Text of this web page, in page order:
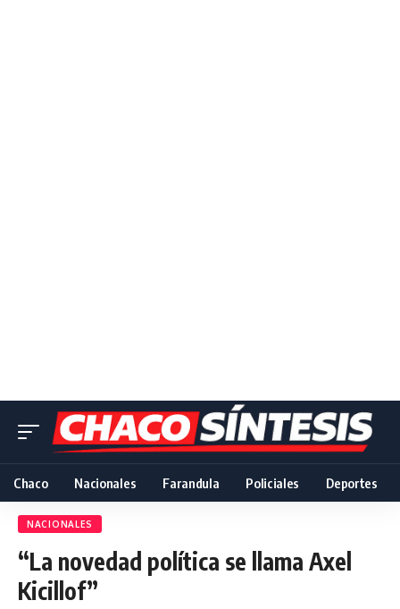
Chaco Nacionales Farandula Policiales Deportes
NACIONALES
“La novedad política se llama Axel
Kicillof”